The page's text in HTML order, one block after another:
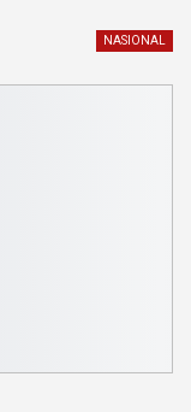
NASIONAL